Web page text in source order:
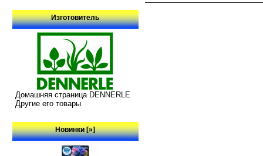
Изготовитель
Домашняя страница DENNERLE
Другие его товары
Новинки [»]